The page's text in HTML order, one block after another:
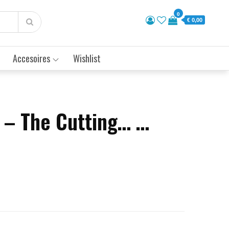
0
€ 0,00
Accesoires Wishlist
– The Cutting… …